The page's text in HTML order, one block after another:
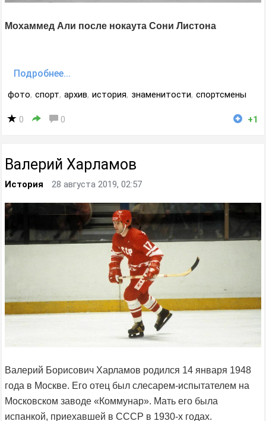
Мохаммед Али после нокаута Сони Листона
Подробнее...
фото, спорт, архив, история, знаменитости, спортсмены
0 0 +1
Валерий Харламов
История 28 августа 2019, 02:57
Валерий Борисович Харламов родился 14 января 1948
года в Москве. Его отец был слесарем-испытателем на
Московском заводе «Коммунар». Мать его была
испанкой, приехавшей в СССР в 1930-х годах.